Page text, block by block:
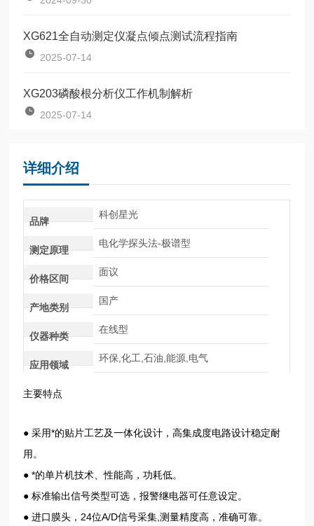
XG621全自动测定仪凝点倾点测试流程指南
2025-07-14
XG203磷酸根分析仪工作机制解析
2025-07-14
详细介绍
品牌
科创星光
测定原理
电化学探头法-极谱型
价格区间
面议
产地类别
国产
仪器种类
在线型
应用领域
环保,化工,石油,能源,电气
主要特点
● 采用*的贴片工艺及一体化设计，高集成度电路设计稳定耐
用。
● *的单片机技术、性能高，功耗低。
● 标准输出信号类型可选，报警继电器可任意设定。
● 进口膜头，24位A/D信号采集,测量精度高，准确可靠。